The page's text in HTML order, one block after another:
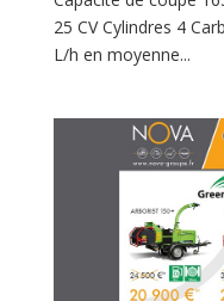
25 CV Cylindres 4
L/h en moyenne...